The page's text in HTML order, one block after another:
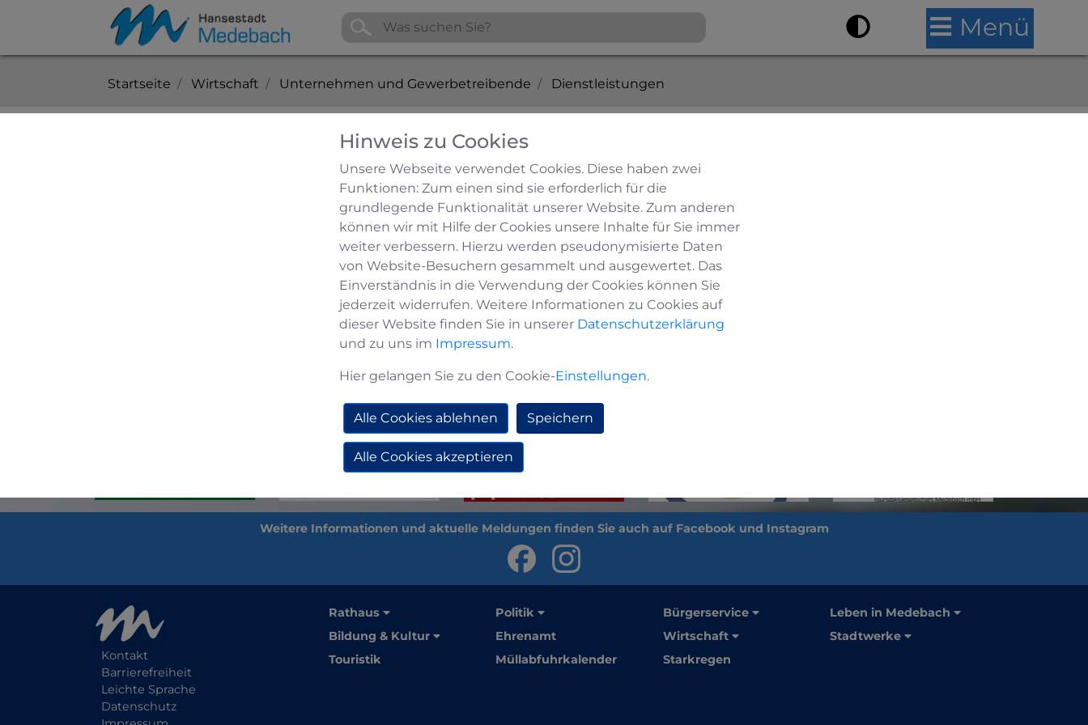
Menü
Startseite Wirtschaft Unternehmen und Gewerbetreibende Dienstleistungen
Dienstleistungen in Medebach
Gartengestaltung / Problembaumfällung Schneider
Gartengestaltung / Problembaumfällung Schneider
Kontakt
Barrierefreiheit
Leichte Sprache
Datenschutz
Rathaus Politik Bürgerservice
Leben in Medebach
Bildung & Kultur
Ehrenamt Wirtschaft
Stadtwerke
Touristik
Müllabfuhrkalender Starkregen
Hinweis zu Cookies
Unsere Webseite verwendet Cookies. Diese haben zwei
Funktionen: Zum einen sind sie erforderlich für die
grundlegende Funktionalität unserer Website. Zum anderen
können wir mit Hilfe der Cookies unsere Inhalte für Sie immer
weiter verbessern. Hierzu werden pseudonymisierte Daten
von Website-Besuchern gesammelt und ausgewertet. Das
Einverständnis in die Verwendung der Cookies können Sie
jederzeit widerrufen. Weitere Informationen zu Cookies auf
dieser Website finden Sie in unserer Datenschutzerklärung
und zu uns im Impressum.
Hier gelangen Sie zu den Cookie-Einstellungen.
Alle Cookies ablehnen Speichern
Alle Cookies akzeptieren